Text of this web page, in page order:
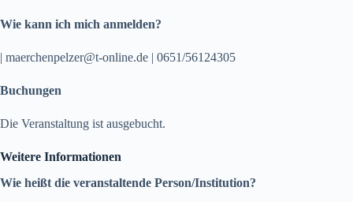
Wie kann ich mich anmelden?
| maerchenpelzer@t-online.de | 0651/56124305
Buchungen
Die Veranstaltung ist ausgebucht.
Weitere Informationen
Wie heißt die veranstaltende Person/Institution?